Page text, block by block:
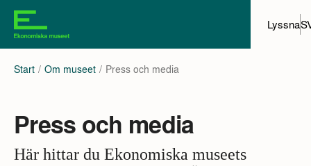
Lyssna
Start Om museet Press och media
Press och media
Här hittar du Ekonomiska museets